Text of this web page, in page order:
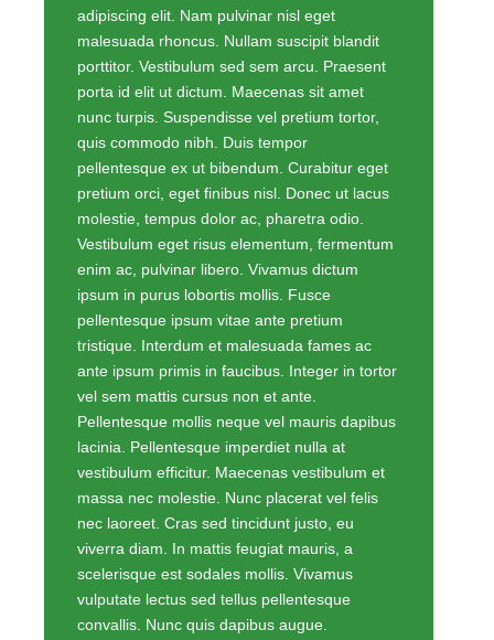
adipiscing elit. Nam pulvinar nisl eget
malesuada rhoncus. Nullam suscipit blandit
porttitor. Vestibulum sed sem arcu. Praesent
porta id elit ut dictum. Maecenas sit amet
nunc turpis. Suspendisse vel pretium tortor,
quis commodo nibh. Duis tempor
pellentesque ex ut bibendum. Curabitur eget
pretium orci, eget finibus nisl. Donec ut lacus
molestie, tempus dolor ac, pharetra odio.
Vestibulum eget risus elementum, fermentum
enim ac, pulvinar libero. Vivamus dictum
ipsum in purus lobortis mollis. Fusce
pellentesque ipsum vitae ante pretium
tristique. Interdum et malesuada fames ac
ante ipsum primis in faucibus. Integer in tortor
vel sem mattis cursus non et ante.
Pellentesque mollis neque vel mauris dapibus
lacinia. Pellentesque imperdiet nulla at
vestibulum efficitur. Maecenas vestibulum et
massa nec molestie. Nunc placerat vel felis
nec laoreet. Cras sed tincidunt justo, eu
viverra diam. In mattis feugiat mauris, a
scelerisque est sodales mollis. Vivamus
vulputate lectus sed tellus pellentesque
convallis. Nunc quis dapibus augue.